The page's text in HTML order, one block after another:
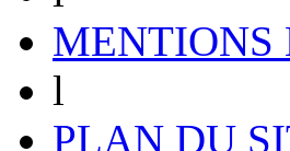
MENTIONS
l
PLAN DU